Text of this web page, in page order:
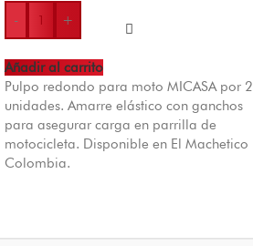
-
+
Añadir al carrito
Pulpo redondo para moto MICASA por 2
unidades. Amarre elástico con ganchos
para asegurar carga en parrilla de
motocicleta. Disponible en El Machetico
Colombia.